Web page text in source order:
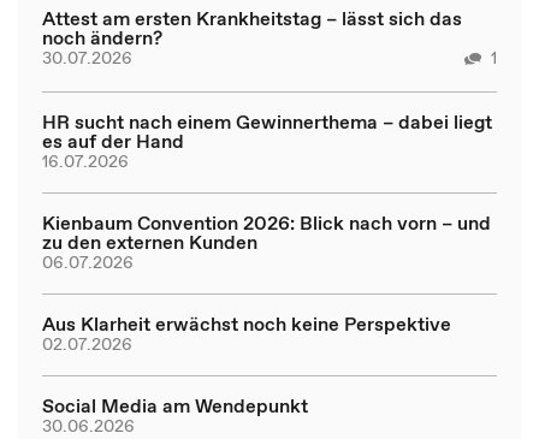
Attest am ersten Krankheitstag – lässt sich das
noch ändern?
30.07.2026 1
HR sucht nach einem Gewinnerthema – dabei liegt
es auf der Hand
16.07.2026
Kienbaum Convention 2026: Blick nach vorn – und
zu den externen Kunden
06.07.2026
Aus Klarheit erwächst noch keine Perspektive
02.07.2026
Social Media am Wendepunkt
30.06.2026